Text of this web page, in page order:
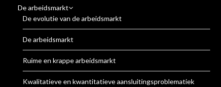
De arbeidsmarkt
De evolutie van de arbeidsmarkt
De arbeidsmarkt
Ruime en krappe arbeidsmarkt
Kwalitatieve en kwantitatieve aansluitingsproblematiek